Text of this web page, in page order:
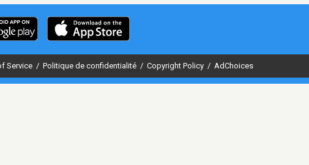
Service / Politique de confidentialité / Copyright Policy / AdChoices